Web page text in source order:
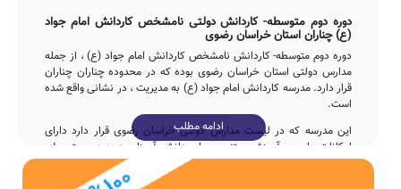
دوره دوم متوسطه- کاردانش دولتی نامشخص کاردانش امام جواد
(ع) چناران استان خراسان رضوی
دوره دوم متوسطه- کاردانش نامشخص کاردانش امام جواد (ع) ، از جمله
مدارس دولتی استان خراسان رضوی بوده که در محدوده چناران چناران
قرار دارد. مدرسه کاردانش امام جواد (ع) به مدیریت ، در نشانی واقع شده
است.
این مدرسه که در لیست مدارس دولتی خراسان رضوی قرار دارد دارای
امکانات علمی و آموزشی متنوعی برای دانش آموزان دوره دوم متوسطه-
کاردانش می باشد و آمادگی پاسخگویی مستمر به سوالات اولیاء گرامی
چناران را با تماس با تلفن فراهم نموده است.
ادامه مطلب